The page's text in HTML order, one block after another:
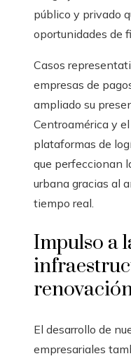
público y privado
oportunidades de
Casos
empresas de
ampliado su
Centroamérica y
plataformas de
que perfeccionan
urbana gracias al
tiempo real.
Impulso a
El desarrollo de
empresariales